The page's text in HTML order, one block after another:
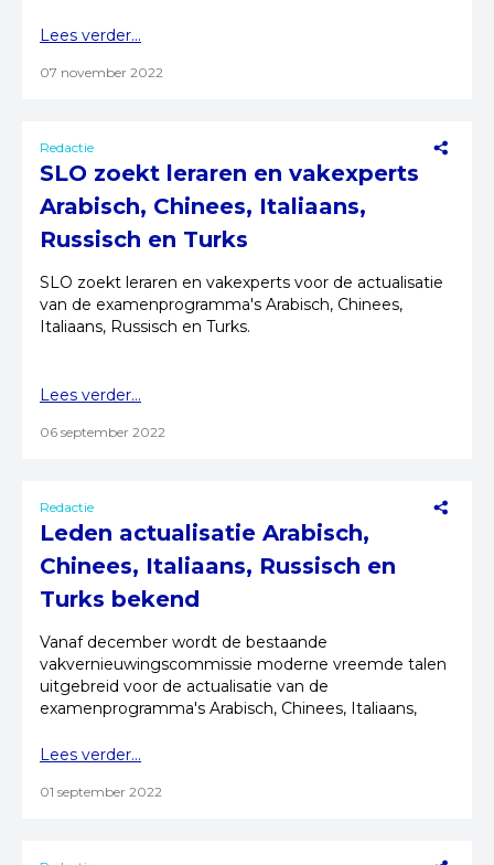
Lees verder...
07 november 2022
Redactie
SLO zoekt leraren en vakexperts
Arabisch, Chinees, Italiaans,
Russisch en Turks
SLO zoekt leraren en vakexperts voor de actualisatie
van de examenprogramma's Arabisch, Chinees,
Italiaans, Russisch en Turks.
Lees verder...
06 september 2022
Redactie
Leden actualisatie Arabisch,
Chinees, Italiaans, Russisch en
Turks bekend
Vanaf december wordt de bestaande
vakvernieuwingscommissie moderne vreemde talen
uitgebreid voor de actualisatie van de
examenprogramma's Arabisch, Chinees, Italiaans,
Lees verder...
01 september 2022